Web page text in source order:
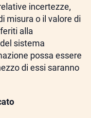
incertezze,
misura o il valore di
alla
sistema
possa essere
di essi saranno